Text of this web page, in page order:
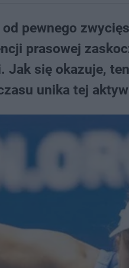
pewnego
prasowej
się okazuje,
unika tej